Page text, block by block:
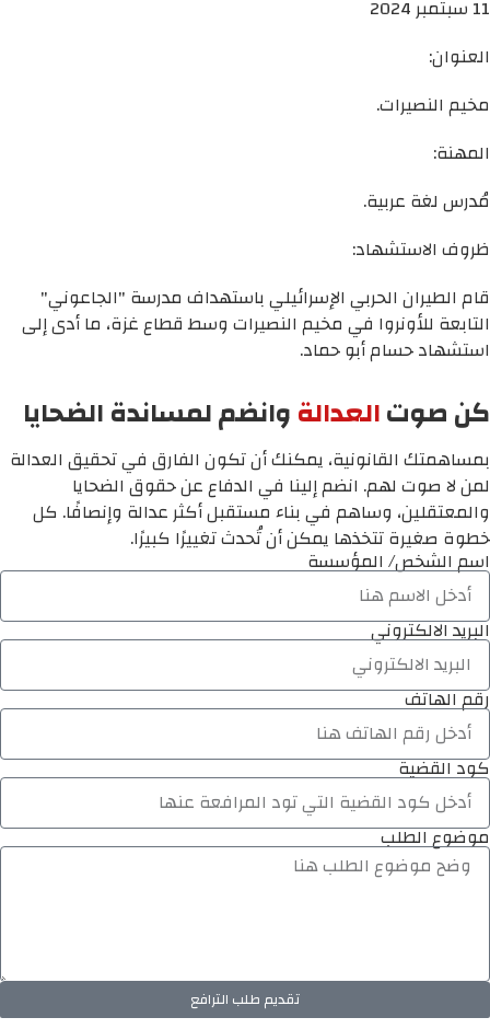
11 سبتمبر 2024
العنوان:
مخيم النصيرات.
المهنة:
مُدرس لغة عربية.
ظروف الاستشهاد:
قام الطيران الحربي الإسرائيلي باستهداف مدرسة "الجاعوني"
التابعة للأونروا في مخيم النصيرات وسط قطاع غزة، ما أدى إلى
استشهاد حسام أبو حماد.
كن صوتالعدالةوانضم لمساندة الضحايا
بمساهمتك القانونية، يمكنك أن تكون الفارق في تحقيق العدالة
لمن لا صوت لهم. انضم إلينا في الدفاع عن حقوق الضحايا
والمعتقلين، وساهم في بناء مستقبل أكثر عدالة وإنصافًا. كل
خطوة صغيرة تتخذها يمكن أن تُحدث تغييرًا كبيرًا.
اسم الشخص/ المؤسسة
البريد الالكتروني
رقم الهاتف
كود القضية
موضوع الطلب
تقديم طلب الترافع